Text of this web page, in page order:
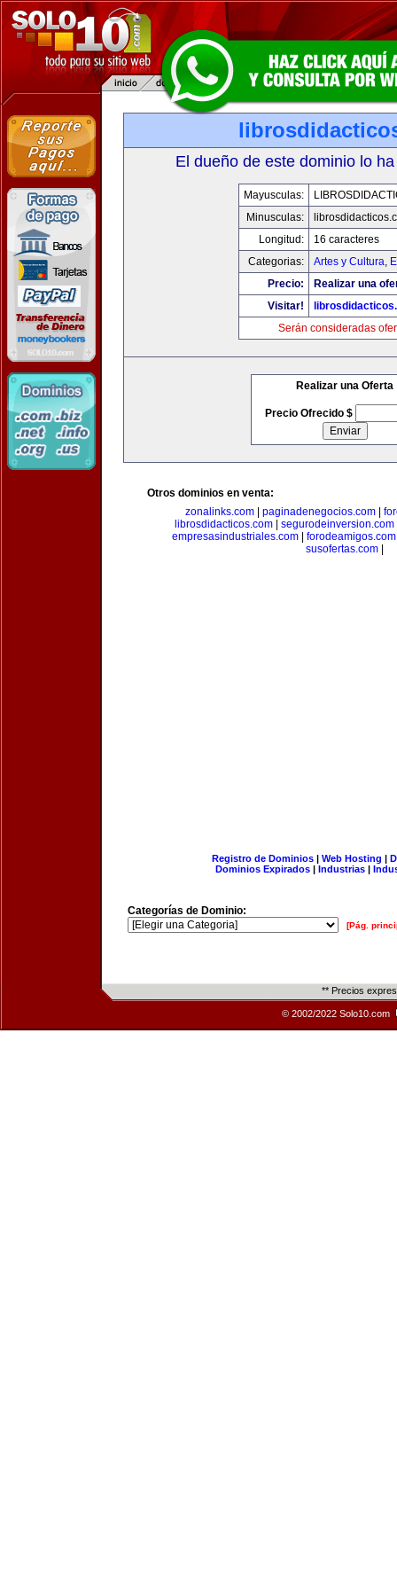
El dueño de este dominio lo
Mayusculas:
Minusculas:
Longitud:
16 caracteres
Categorias:
Artes y Cultura,
Precio:
Realizar una
Visitar!
Serán consideradas
Realizar una Oferta
Precio Ofrecido $
Otros dominios en venta:
zonalinks.com| paginadenegocios.com|
librosdidacticos.com| segurodeinversion.com
empresasindustriales.com| forodeamigos.com
susofertas.com
Registro de Dominios| Web Hosting |
Dominios Expirados | Industrias |
Categorías de Dominio:
[Pág.
** Precios
© 2002/2022 Solo10.com